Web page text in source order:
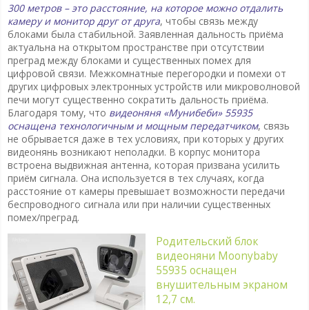
300 метров – это расстояние, на которое можно отдалить
камеру и монитор друг от друга, чтобы связь между
блоками была стабильной. Заявленная дальность приёма
актуальна на открытом пространстве при отсутствии
преград между блоками и существенных помех для
цифровой связи. Межкомнатные перегородки и помехи от
других цифровых электронных устройств или микроволновой
печи могут существенно сократить дальность приёма.
Благодаря тому, что видеоняня «Мунибеби» 55935
оснащена технологичным и мощным передатчиком, связь
не обрывается даже в тех условиях, при которых у других
видеонянь возникают неполадки. В корпус монитора
встроена выдвижная антенна, которая призвана усилить
приём сигнала. Она используется в тех случаях, когда
расстояние от камеры превышает возможности передачи
беспроводного сигнала или при наличии существенных
помех/преград.
Родительский блок
видеоняни Moonybaby
55935 оснащен
внушительным экраном
12,7 см.